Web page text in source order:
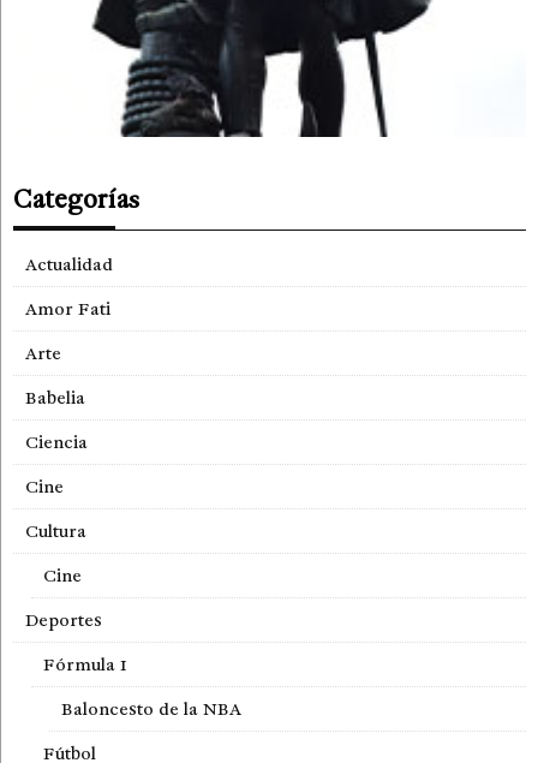
Categorías
Actualidad
Amor Fati
Arte
Babelia
Ciencia
Cine
Cultura
Cine
Deportes
Fórmula 1
Baloncesto de la NBA
Fútbol